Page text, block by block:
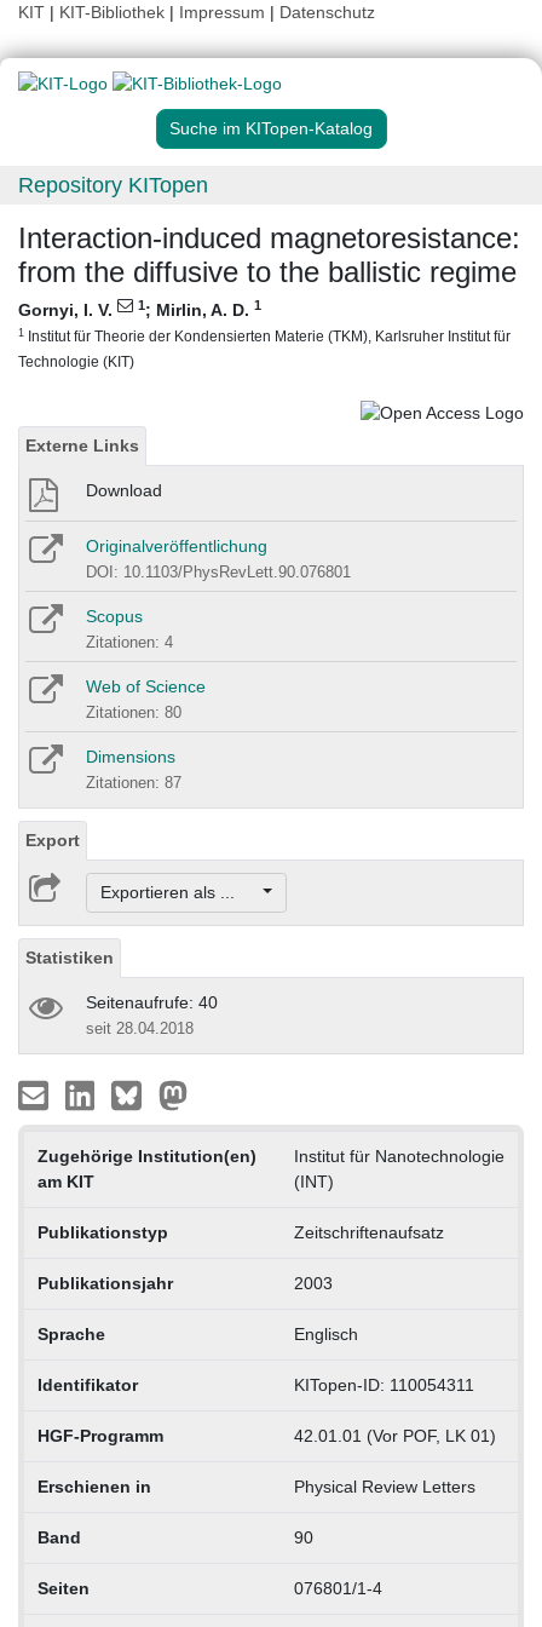
KIT | KIT-Bibliothek | Impressum | Datenschutz
Suche im KITopen-Katalog
Repository KITopen
Interaction-induced magnetoresistance:
from the diffusive to the ballistic regime
Gornyi, I. V. 1; Mirlin, A. D. 1
1 Institut für Theorie der Kondensierten Materie (TKM), Karlsruher Institut für
Technologie (KIT)
Externe Links
Download
Originalveröffentlichung
DOI: 10.1103/PhysRevLett.90.076801
Scopus
Zitationen: 4
Web of Science
Zitationen: 80
Dimensions
Zitationen: 87
Export
Exportieren als ...
Statistiken
Seitenaufrufe: 40
seit 28.04.2018
Zugehörige Institution(en)
am KIT
Institut für Nanotechnologie
(INT)
Publikationstyp Zeitschriftenaufsatz
Publikationsjahr 2003
Sprache Englisch
Identifikator KITopen-ID: 110054311
HGF-Programm 42.01.01 (Vor POF, LK 01)
Erschienen in Physical Review Letters
Band 90
Seiten 076801/1-4